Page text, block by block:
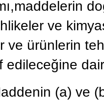
ve
ve ürünlerin
edileceğine
(a) ve